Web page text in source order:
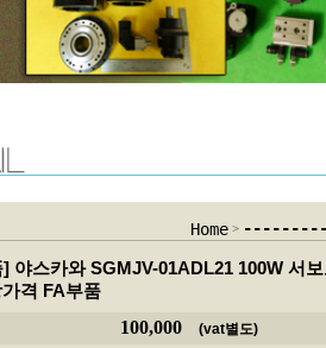
Home >
야스카와 SGMJV-01ADL21 100W 서
격 FA부품
100,000 (vat별도)